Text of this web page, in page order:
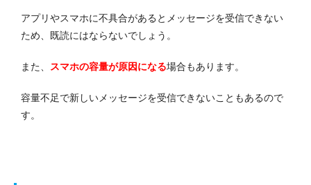
アプリやスマホに不具合があるとメッセージを受信できない
ため、既読にはならないでしょう。
また、 スマホの容量が原因になる場合もあります。
容量不足で新しいメッセージを受信できないこともあるので
す。